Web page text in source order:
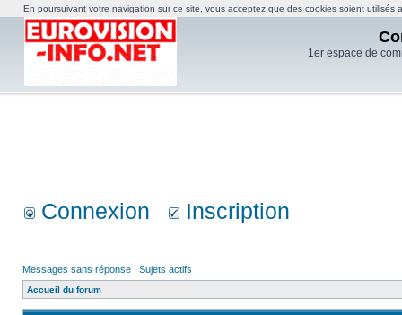
1er espace de
Connexion Inscription
Messages sans réponse | Sujets actifs
Accueil du forum
En poursuivant votre navigation sur ce site, vous acceptez que des cookies soient